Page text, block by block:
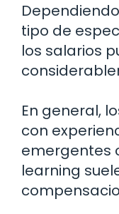
tipo de
los salarios
En general,
con
emergentes
learning